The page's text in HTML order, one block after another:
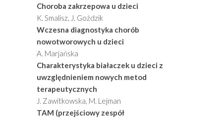
Choroba zakrzepowa u dzieci
K. Smalisz, J. Goździk
Wczesna diagnostyka chorób
nowotworowych u dzieci
A. Marjańska
Charakterystyka białaczek u dzieci z
uwzględnieniem nowych metod
terapeutycznych
J. Zawitkowska, M. Lejman
TAM (przejściowy zespół